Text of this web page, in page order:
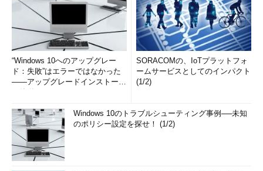
“Windows 10へのアップグレー
ド：失敗”はエラーではなかった
――アップグレードインストール
SORACOMの、IoTプラットフォ
ームサービスとしてのインパクト
(1/2)
Windows 10のトラブルシューティング事例──未知
のポリシー設定を探せ！ (1/2)